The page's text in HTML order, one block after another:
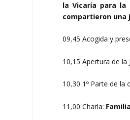
la Vicaría para la
compartieron una
09,45 Acogida y
10,15 Apertura de la
10,30 1º Parte de la
11,00 Charla: